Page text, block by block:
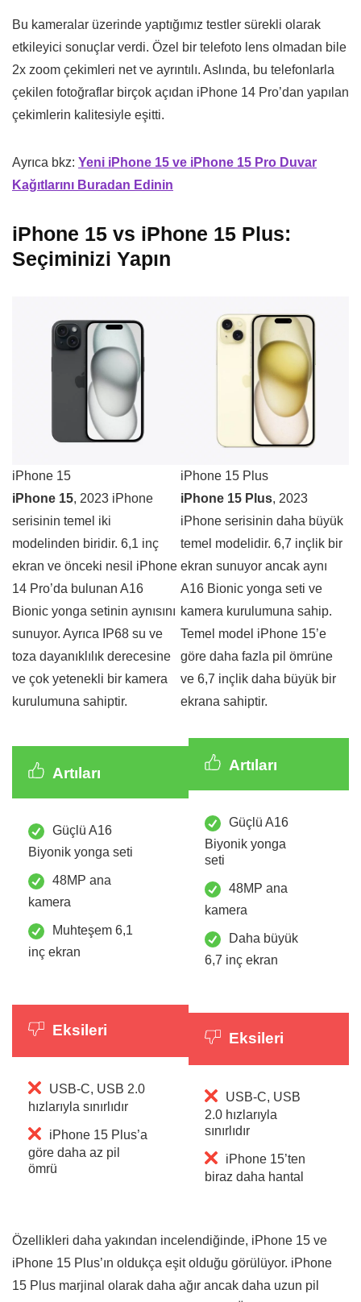
Bu kameralar üzerinde yaptığımız testler sürekli olarak
etkileyici sonuçlar verdi. Özel bir telefoto lens olmadan bile
2x zoom çekimleri net ve ayrıntılı. Aslında, bu telefonlarla
çekilen fotoğraflar birçok açıdan iPhone 14 Pro’dan yapılan
çekimlerin kalitesiyle eşitti.
Ayrıca bkz: Yeni iPhone 15 ve iPhone 15 Pro Duvar
Kağıtlarını Buradan Edinin
iPhone 15 vs iPhone 15 Plus:
Seçiminizi Yapın
iPhone 15
iPhone 15 Plus
iPhone 15, 2023 iPhone
serisinin temel iki
modelinden biridir. 6,1 inç
ekran ve önceki nesil iPhone
14 Pro’da bulunan A16
Bionic yonga setinin aynısını
sunuyor. Ayrıca IP68 su ve
toza dayanıklılık derecesine
ve çok yetenekli bir kamera
kurulumuna sahiptir.
iPhone 15 Plus, 2023
iPhone serisinin daha büyük
temel modelidir. 6,7 inçlik bir
ekran sunuyor ancak aynı
A16 Bionic yonga seti ve
kamera kurulumuna sahip.
Temel model iPhone 15’e
göre daha fazla pil ömrüne
ve 6,7 inçlik daha büyük bir
ekrana sahiptir.
Artıları
Güçlü A16
Biyonik yonga seti
48MP ana
kamera
Muhteşem 6,1
inç ekran
Eksileri
USB-C, USB 2.0
hızlarıyla sınırlıdır
iPhone 15 Plus’a
göre daha az pil
ömrü
Artıları
Güçlü A16
Biyonik yonga
seti
48MP ana
kamera
Daha büyük
6,7 inç ekran
Eksileri
USB-C, USB
2.0 hızlarıyla
sınırlıdır
iPhone 15’ten
biraz daha hantal
Özellikleri daha yakından incelendiğinde, iPhone 15 ve
iPhone 15 Plus’ın oldukça eşit olduğu görülüyor. iPhone
15 Plus marjinal olarak daha ağır ancak daha uzun pil